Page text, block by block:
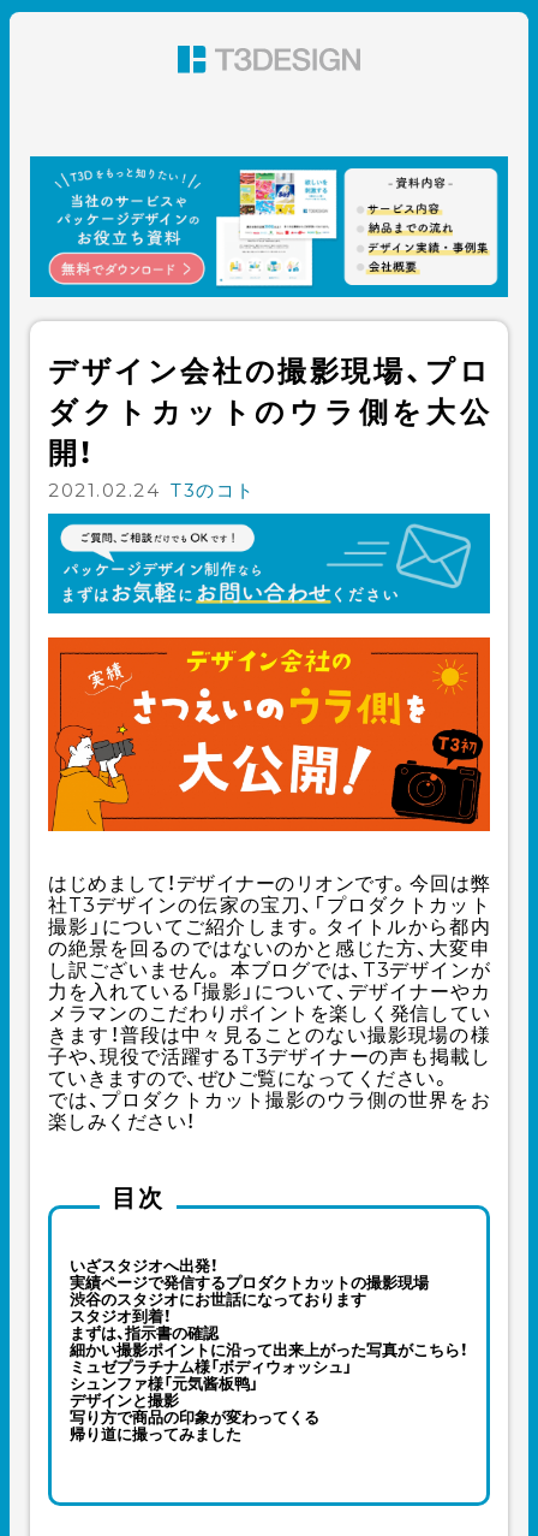
ン 株式会社T3デザイン
デザイン会社の撮影現場、プロ
ダクトカットのウラ側を大公
開！
2021.02.24 T3のコト
はじめまして！デザイナーのリオンです。 今回は弊
社T3デザインの伝家の宝刀、「プロダクトカット
撮影」についてご紹介します。タイトルから都内
の絶景を回るのではないのかと感じた方、大変申
し訳ございません。 本ブログでは、T3デザインが
力を入れている「撮影」について、デザイナーやカ
メラマンのこだわりポイントを楽しく発信してい
きます！普段は中々見ることのない撮影現場の様
子や、現役で活躍するT3デザイナーの声も掲載し
ていきますので、ぜひご覧になってください。
では、プロダクトカット撮影のウラ側の世界をお
楽しみください！
目次
いざスタジオへ出発！
実績ページで発信するプロダクトカットの撮影現場
渋谷のスタジオにお世話になっております
スタジオ到着！
まずは、指示書の確認
細かい撮影ポイントに沿って出来上がった写真がこちら！
ミュゼプラチナム様「ボディウォッシュ」
シュンファ様「元気酱板鸭」
デザインと撮影
写り方で商品の印象が変わってくる
帰り道に撮ってみました